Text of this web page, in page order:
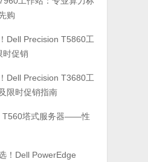
购
Dell Precision T5860工
时促销
Dell Precision T3680工
限时促销指南
T560塔式服务器——性
！Dell PowerEdge